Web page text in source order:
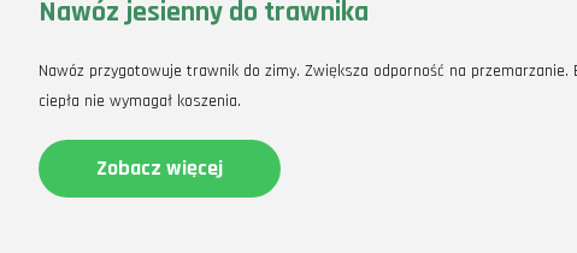
Nawóz jesienny do trawnika
Nawóz przygotowuje trawnik do zimy. Zwiększa odporność na
ciepła nie wymagał koszenia.
Zobacz więcej